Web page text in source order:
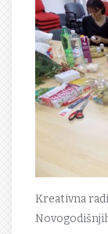
Kreativna